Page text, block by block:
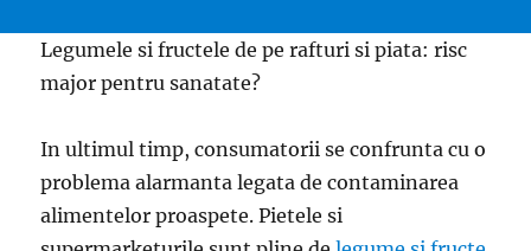
Legumele si fructele de pe rafturi si piata: risc
major pentru sanatate?
In ultimul timp, consumatorii se confrunta cu o
problema alarmanta legata de contaminarea
alimentelor proaspete. Pietele si